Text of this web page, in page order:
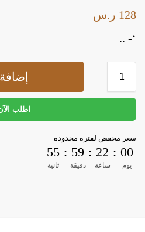
أدوات منزلية
128 ر.س
‘- ..
اطلب
سعر مخفض لفترة محدوده
00
يوم
:
22
ساعة
:
59
دقيقة
:
55
ثانية